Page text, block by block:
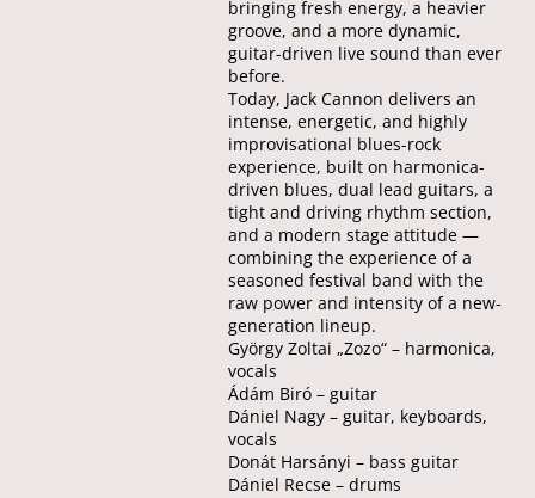
bringing fresh energy, a heavier
groove, and a more dynamic,
guitar-driven live sound than ever
before.
Today, Jack Cannon delivers an
intense, energetic, and highly
improvisational blues-rock
experience, built on harmonica-
driven blues, dual lead guitars, a
tight and driving rhythm section,
and a modern stage attitude —
combining the experience of a
seasoned festival band with the
raw power and intensity of a new-
generation lineup.
György Zoltai „Zozo“ – harmonica,
vocals
Ádám Biró – guitar
Dániel Nagy – guitar, keyboards,
vocals
Donát Harsányi – bass guitar
Dániel Recse – drums